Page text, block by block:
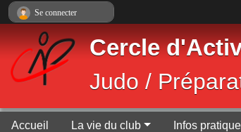
Cercle
Judo /
Accueil La vie du club Infos
Se connecter
Panneau de gestion des cookies